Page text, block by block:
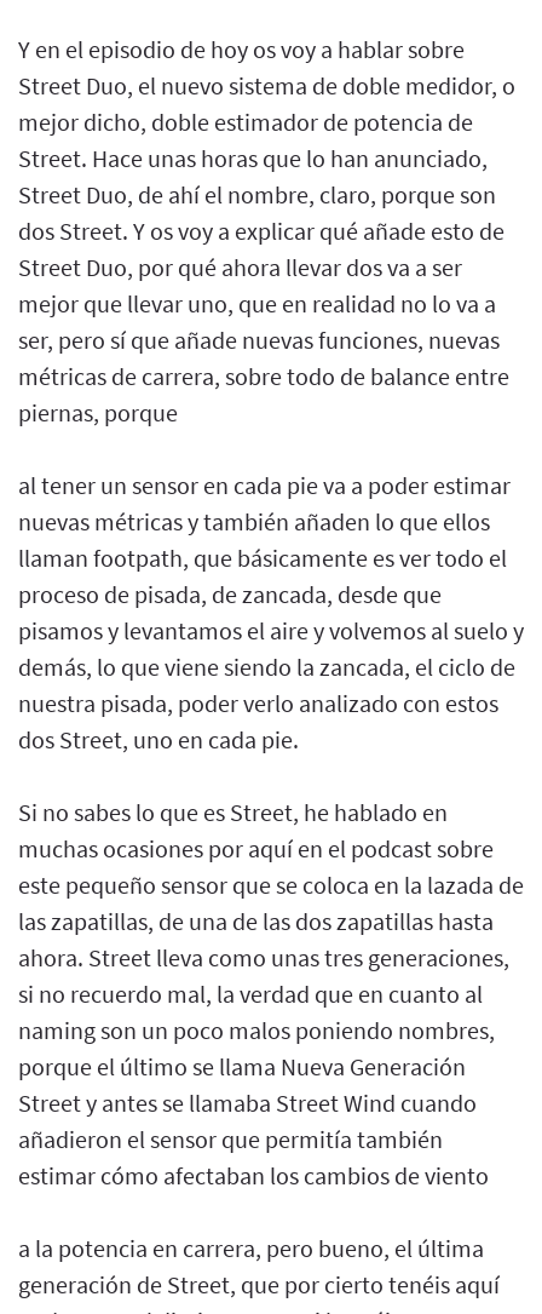
Y en el episodio de hoy os voy a hablar sobre
Street Duo, el nuevo sistema de doble medidor, o
mejor dicho, doble estimador de potencia de
Street. Hace unas horas que lo han anunciado,
Street Duo, de ahí el nombre, claro, porque son
dos Street. Y os voy a explicar qué añade esto de
Street Duo, por qué ahora llevar dos va a ser
mejor que llevar uno, que en realidad no lo va a
ser, pero sí que añade nuevas funciones, nuevas
métricas de carrera, sobre todo de balance entre
piernas, porque
al tener un sensor en cada pie va a poder estimar
nuevas métricas y también añaden lo que ellos
llaman footpath, que básicamente es ver todo el
proceso de pisada, de zancada, desde que
pisamos y levantamos el aire y volvemos al suelo y
demás, lo que viene siendo la zancada, el ciclo de
nuestra pisada, poder verlo analizado con estos
dos Street, uno en cada pie.
Si no sabes lo que es Street, he hablado en
muchas ocasiones por aquí en el podcast sobre
este pequeño sensor que se coloca en la lazada de
las zapatillas, de una de las dos zapatillas hasta
ahora. Street lleva como unas tres generaciones,
si no recuerdo mal, la verdad que en cuanto al
naming son un poco malos poniendo nombres,
porque el último se llama Nueva Generación
Street y antes se llamaba Street Wind cuando
añadieron el sensor que permitía también
estimar cómo afectaban los cambios de viento
a la potencia en carrera, pero bueno, el última
generación de Street, que por cierto tenéis aquí